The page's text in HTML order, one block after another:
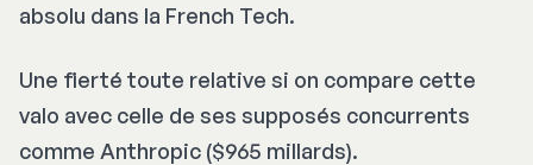
absolu dans la French Tech.
Une fierté toute relative si on compare cette
valo avec celle de ses supposés concurrents
comme Anthropic ($965 millards).